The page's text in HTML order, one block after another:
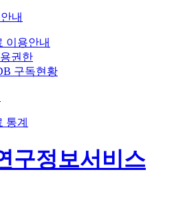
내
이용안내
권한
구독현황
통계